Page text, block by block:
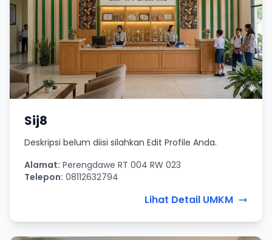
Sij8
Deskripsi belum diisi silahkan Edit Profile Anda.
Alamat: Perengdawe RT 004 RW 023
Telepon: 08112632794
Lihat Detail UMKM